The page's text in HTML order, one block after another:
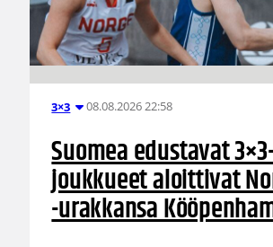
3×3 08.08.2026 22:58
Suomea edustavat
joukkueet aloittivat
-urakkansa